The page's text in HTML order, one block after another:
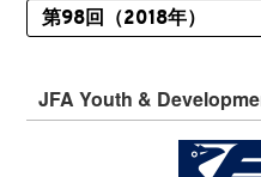
JFA Youth &